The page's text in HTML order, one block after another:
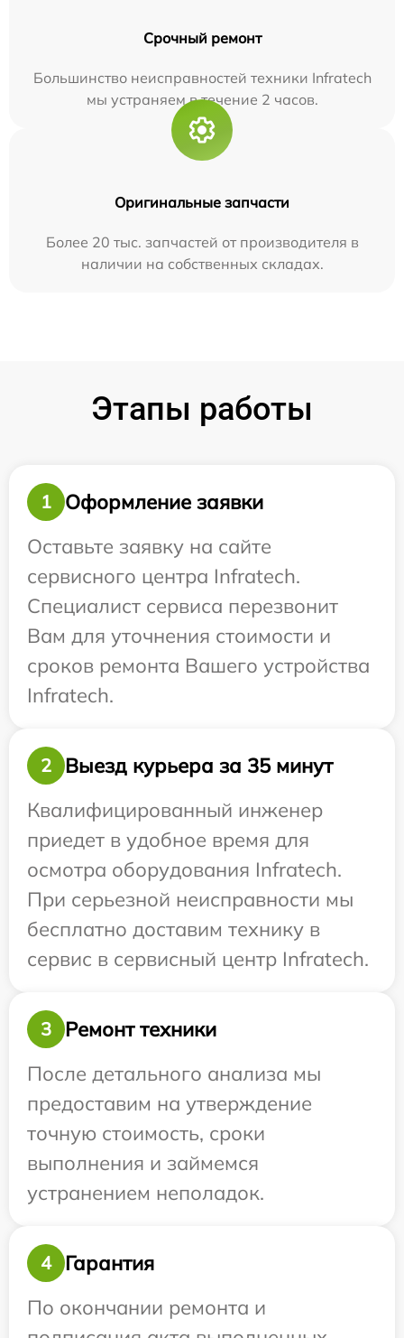
Срочный ремонт
Большинство неисправностей техники Infratech
мы устраняем в течение 2 часов.
Оригинальные запчасти
Более 20 тыс. запчастей от производителя в
наличии на собственных складах.
Этапы работы
1
Оформление заявки
Оставьте заявку на сайте
сервисного центра Infratech.
Специалист сервиса перезвонит
Вам для уточнения стоимости и
сроков ремонта Вашего устройства
Infratech.
2
Выезд курьера за 35 минут
Квалифицированный инженер
приедет в удобное время для
осмотра оборудования Infratech.
При серьезной неисправности мы
бесплатно доставим технику в
сервис в сервисный центр Infratech.
3
Ремонт техники
После детального анализа мы
предоставим на утверждение
точную стоимость, сроки
выполнения и займемся
устранением неполадок.
4
Гарантия
По окончании ремонта и